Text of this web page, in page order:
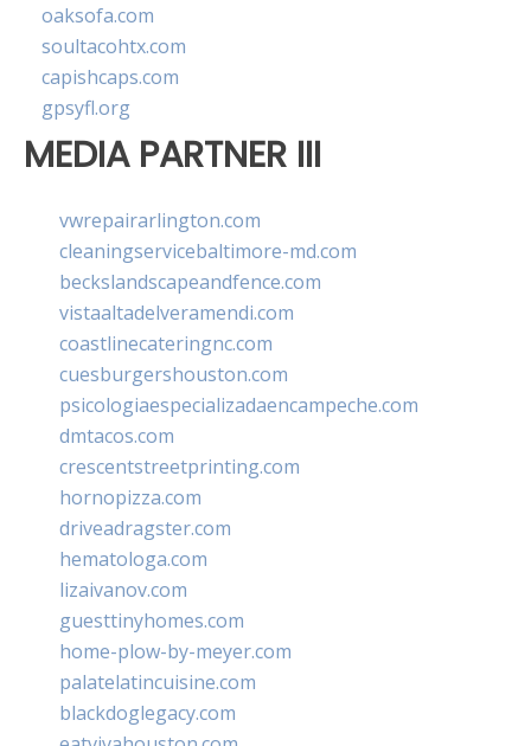
oaksofa.com
soultacohtx.com
capishcaps.com
gpsyfl.org
MEDIA PARTNER III
vwrepairarlington.com
cleaningservicebaltimore-md.com
beckslandscapeandfence.com
vistaaltadelveramendi.com
coastlinecateringnc.com
cuesburgershouston.com
psicologiaespecializadaencampeche.com
dmtacos.com
crescentstreetprinting.com
hornopizza.com
driveadragster.com
hematologa.com
lizaivanov.com
guesttinyhomes.com
home-plow-by-meyer.com
palatelatincuisine.com
blackdoglegacy.com